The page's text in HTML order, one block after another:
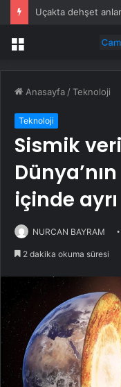
Menü
Anasayfa /Teknoloji
Teknoloji
Sismik
içinde
NURCAN BAYRAM
2 dakika okuma süresi